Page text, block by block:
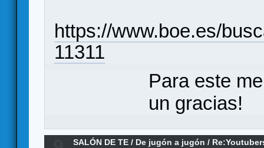
https://www.boe.es/
11311
Para este
un gracias!
SALÓN DE TE / De jugón a jugón /